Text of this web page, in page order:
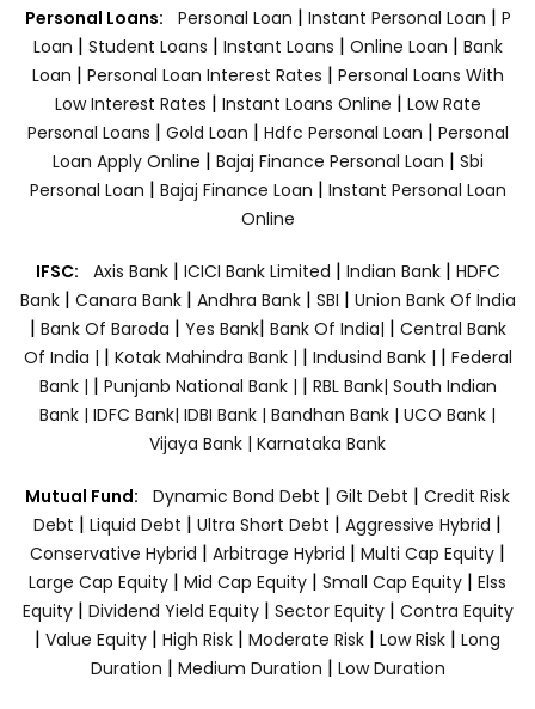
Personal Loans: Personal Loan | Instant Personal Loan | P
Loan | Student Loans | Instant Loans | Online Loan | Bank
Loan | Personal Loan Interest Rates | Personal Loans With
Low Interest Rates | Instant Loans Online | Low Rate
Personal Loans | Gold Loan | Hdfc Personal Loan | Personal
Loan Apply Online | Bajaj Finance Personal Loan | Sbi
Personal Loan | Bajaj Finance Loan | Instant Personal Loan
Online
IFSC: Axis Bank | ICICI Bank Limited | Indian Bank | HDFC
Bank| Canara Bank | Andhra Bank| SBI | Union Bank Of India
| Bank Of Baroda | Yes Bank| Bank Of India| | Central Bank
Of India | | Kotak Mahindra Bank | | Indusind Bank | | Federal
Bank | | Punjanb National Bank | | RBL Bank| South Indian
Bank | IDFC Bank| IDBI Bank | Bandhan Bank | UCO Bank |
Vijaya Bank | Karnataka Bank
Mutual Fund: Dynamic Bond Debt | Gilt Debt | Credit Risk
Debt | Liquid Debt | Ultra Short Debt | Aggressive Hybrid |
Conservative Hybrid | Arbitrage Hybrid | Multi Cap Equity |
Large Cap Equity | Mid Cap Equity | Small Cap Equity | Elss
Equity| Dividend Yield Equity| Sector Equity | Contra Equity
| Value Equity | High Risk | Moderate Risk | Low Risk | Long
Duration | Medium Duration | Low Duration